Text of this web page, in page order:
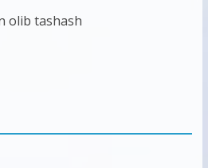
olib tashash